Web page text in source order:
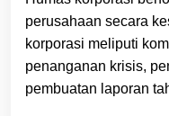
perusahaan secara
korporasi meliputi
penanganan krisis,
pembuatan laporan